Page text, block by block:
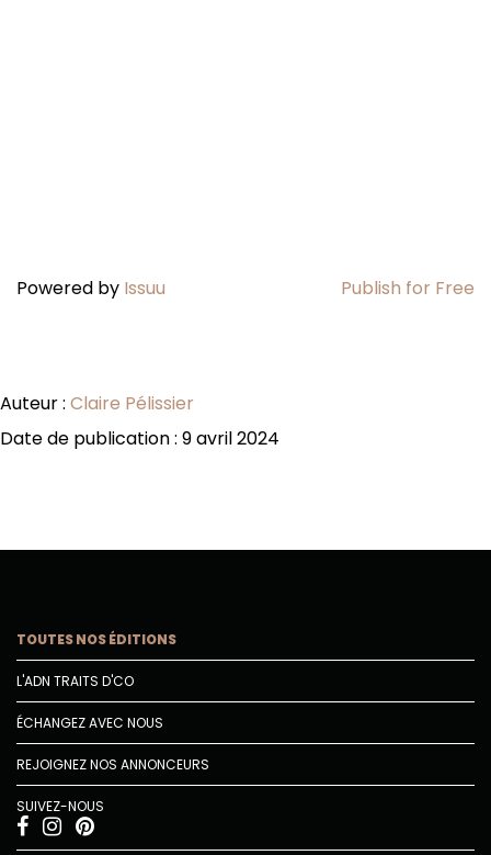
Powered by Issuu Publish for Free
Auteur : Claire Pélissier
Date de publication : 9 avril 2024
TOUTES NOS ÉDITIONS
L'ADN TRAITS D'CO
ÉCHANGEZ AVEC NOUS
REJOIGNEZ NOS ANNONCEURS
SUIVEZ-NOUS